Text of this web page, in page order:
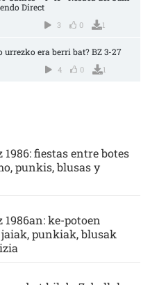
Direct
3 0 1
urrezko era berri bat? BZ 3-27
4 0 1
1986: fiestas entre botes
punkis, blusas y
1986an: ke-potoen
punkiak, blusak